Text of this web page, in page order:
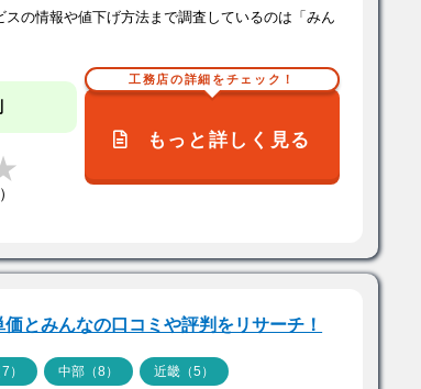
スの情報や値下げ方法まで調査しているのは「みん
工務店の詳細をチェック！
もっと詳しく見る
とみんなの口コミや評判をリサーチ！
） 中部（8） 近畿（5）